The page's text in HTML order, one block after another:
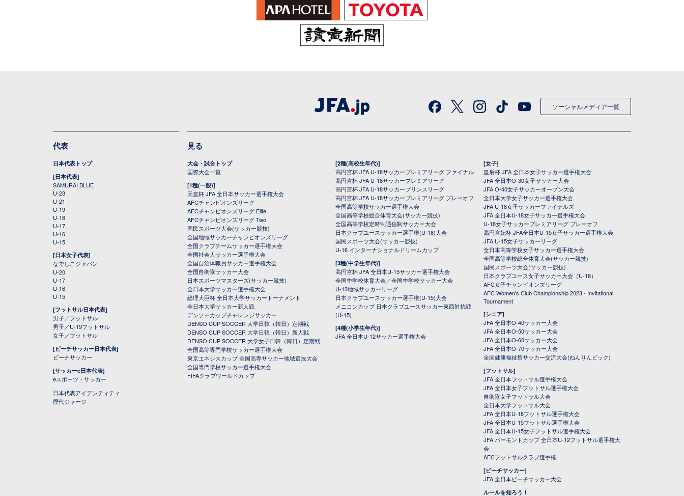
ソーシャルメディア一覧
代表
日本代表トップ
[日本代表]
SAMURAI BLUE
U-23
U-21
U-19
U-18
U-17
U-16
U-15
[日本女子代表]
なでしこジャパン
U-20
U-17
U-16
U-15
[フットサル日本代表]
男子／フットサル
男子／U-19フットサル
女子／フットサル
[ビーチサッカー日本代表]
ビーチサッカー
[サッカーe日本代表]
eスポーツ・サッカー
日本代表アイデンティティ
歴代ジャージ
見る
大会・試合トップ
国際大会一覧
[1種(一般)]
天皇杯 JFA 全日本サッカー選手権大会
AFCチャンピオンズリーグ
AFCチャンピオンズリーグ Elite
AFCチャンピオンズリーグ Two
国民スポーツ大会(サッカー競技)
全国地域サッカーチャンピオンズリーグ
全国クラブチームサッカー選手権大会
全国社会人サッカー選手権大会
全国自治体職員サッカー選手権大会
全国自衛隊サッカー大会
日本スポーツマスターズ(サッカー競技)
全日本大学サッカー選手権大会
総理大臣杯 全日本大学サッカートーナメント
全日本大学サッカー新人戦
デンソーカップチャレンジサッカー
DENSO CUP SOCCER 大学日韓（韓日）定期戦
DENSO CUP SOCCER 大学日韓（韓日）新人戦
DENSO CUP SOCCER 大学女子日韓（韓日）定期戦
全国高等専門学校サッカー選手権大会
東京エネシスカップ 全国高専サッカー地域選抜大会
全国専門学校サッカー選手権大会
FIFAクラブワールドカップ
[2種(高校生年代)]
高円宮杯 JFA U-18サッカープレミアリーグ ファイナル
高円宮杯 JFA U-18サッカープレミアリーグ
高円宮杯 JFA U-18サッカープリンスリーグ
高円宮杯 JFA U-18サッカープレミアリーグ プレーオフ
全国高等学校サッカー選手権大会
全国高等学校総合体育大会(サッカー競技)
全国高等学校定時制通信制サッカー大会
日本クラブユースサッカー選手権(U-18)大会
国民スポーツ大会(サッカー競技)
U-16 インターナショナルドリームカップ
[3種(中学生年代)]
高円宮杯 JFA 全日本U-15サッカー選手権大会
全国中学校体育大会／全国中学校サッカー大会
U-13地域サッカーリーグ
日本クラブユースサッカー選手権(U-15)大会
メニコンカップ 日本クラブユースサッカー東西対抗戦
(U-15)
[4種(小学生年代)]
JFA 全日本U-12サッカー選手権大会
[女子]
皇后杯 JFA 全日本女子サッカー選手権大会
JFA 全日本O-30女子サッカー大会
JFA O-40女子サッカーオープン大会
全日本大学女子サッカー選手権大会
JFA U-18女子サッカーファイナルズ
JFA 全日本U-18女子サッカー選手権大会
U-18女子サッカープレミアリーグ プレーオフ
高円宮妃杯 JFA全日本U-15女子サッカー選手権大会
JFA U-15女子サッカーリーグ
全日本高等学校女子サッカー選手権大会
全国高等学校総合体育大会(サッカー競技)
国民スポーツ大会(サッカー競技)
日本クラブユース女子サッカー大会（U-18）
AFC女子チャンピオンズリーグ
AFC Women's Club Championship 2023 - Invitational
Tournament
[シニア]
JFA 全日本O-40サッカー大会
JFA 全日本O-50サッカー大会
JFA 全日本O-60サッカー大会
JFA 全日本O-70サッカー大会
全国健康福祉祭サッカー交流大会(ねんりんピック)
[フットサル]
JFA 全日本フットサル選手権大会
JFA 全日本女子フットサル選手権大会
自衛隊女子フットサル大会
全日本大学フットサル大会
JFA 全日本U-18フットサル選手権大会
JFA 全日本U-15フットサル選手権大会
JFA 全日本U-15女子フットサル選手権大会
JFA バーモントカップ 全日本U-12フットサル選手権大
会
AFCフットサルクラブ選手権
[ビーチサッカー]
JFA 全日本ビーチサッカー大会
ルールを知ろう！